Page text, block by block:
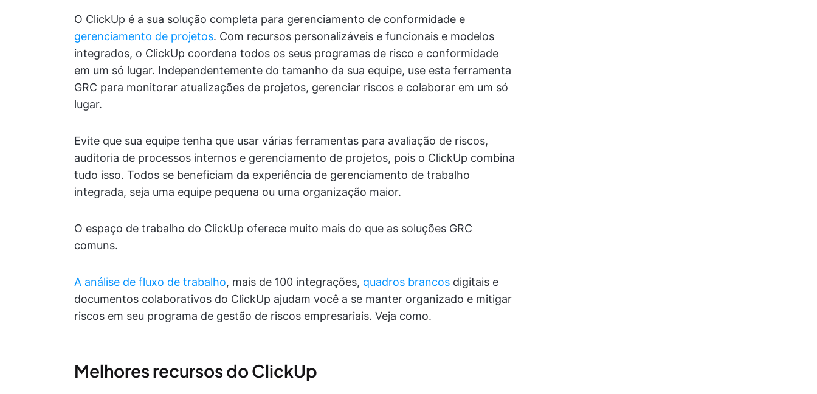
O ClickUp é a sua solução completa para gerenciamento de conformidade e
gerenciamento de projetos. Com recursos personalizáveis e funcionais e modelos
integrados, o ClickUp coordena todos os seus programas de risco e conformidade
em um só lugar. Independentemente do tamanho da sua equipe, use esta ferramenta
GRC para monitorar atualizações de projetos, gerenciar riscos e colaborar em um só
lugar.
Evite que sua equipe tenha que usar várias ferramentas para avaliação de riscos,
auditoria de processos internos e gerenciamento de projetos, pois o ClickUp combina
tudo isso. Todos se beneficiam da experiência de gerenciamento de trabalho
integrada, seja uma equipe pequena ou uma organização maior.
O espaço de trabalho do ClickUp oferece muito mais do que as soluções GRC
comuns.
A análise de fluxo de trabalho, mais de 100 integrações, quadros brancos digitais e
documentos colaborativos do ClickUp ajudam você a se manter organizado e mitigar
riscos em seu programa de gestão de riscos empresariais. Veja como.
Melhores recursos do ClickUp